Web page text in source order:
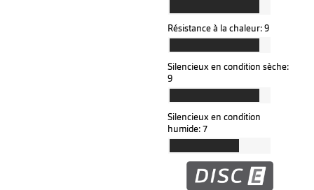
Résistance à la chaleur:9
Silencieux en condition sèche:
9
Silencieux en condition
humide:7